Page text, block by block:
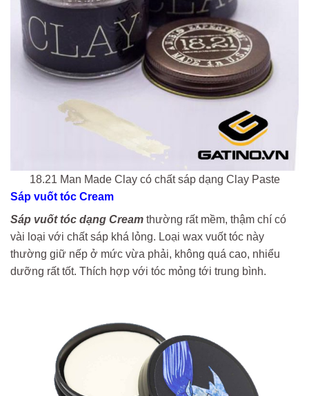
18.21 Man Made Clay có chất sáp dạng Clay Paste
Sáp vuốt tóc Cream
Sáp vuốt tóc dạng Cream thường rất mềm, thậm chí có
vài loại với chất sáp khá lỏng. Loại wax vuốt tóc này
thường giữ nếp ở mức vừa phải, không quá cao, nhiểu
dưỡng rất tốt. Thích hợp với tóc mỏng tới trung bình.